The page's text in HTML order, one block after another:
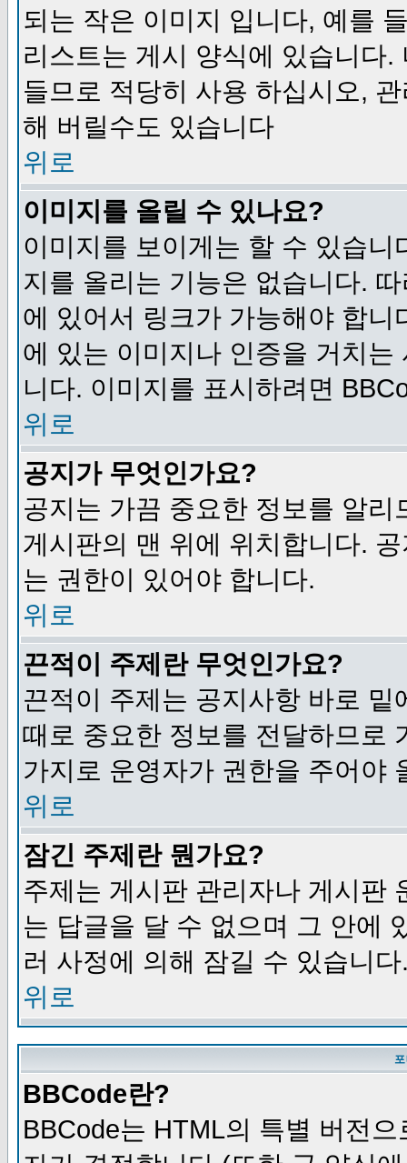
되는 작은 이미지 입니다, 예를
리스트는 게시 양식에 있습니다
들므로 적당히 사용 하십시오,
해 버릴수도 있습니다
위로
이미지를 올릴 수 있나요?
이미지를 보이게는 할 수 있습
지를 올리는 기능은 없습니다.
에 있어서 링크가 가능해야 합
에 있는 이미지나 인증을 거치
니다. 이미지를 표시하려면
위로
공지가 무엇인가요?
공지는 가끔 중요한 정보를 알
게시판의 맨 위에 위치합니다.
는 권한이 있어야 합니다.
위로
끈적이 주제란 무엇인가요?
끈적이 주제는 공지사항 바로
때로 중요한 정보를 전달하므로
가지로 운영자가 권한을 주어야
위로
잠긴 주제란 뭔가요?
주제는 게시판 관리자나 게시판
는 답글을 달 수 없으며 그 안에
러 사정에 의해 잠길 수 있습니다
위로
BBCode란?
BBCode는 HTML의 특별 버전